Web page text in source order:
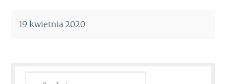
19 kwietnia 2020